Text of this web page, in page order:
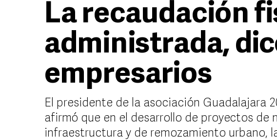
La recaudación
administrada,
empresarios
El presidente de la asociación Guadalajara
afirmó que en el desarrollo de proyectos de
infraestructura y de remozamiento urbano,